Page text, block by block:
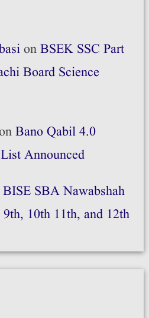
onBSEK SSC Part
Board Science
Bano Qabil 4.0
Announced
BISE SBA Nawabshah
10th 11th, and 12th